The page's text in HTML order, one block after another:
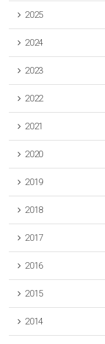
2025
2024
2023
2022
2021
2020
2019
2018
2017
2016
2015
2014